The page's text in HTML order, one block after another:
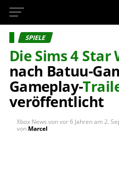
SPIELE
Die Sims 4 Star
nach Batuu-
Gameplay-
veröffentlicht
Xbox News vonvor 6 Jahrenam 2.
von Marcel